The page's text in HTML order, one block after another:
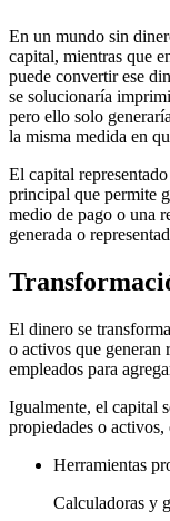
En un mundo sin
capital, mientras que
puede convertir ese
se solucionaría
pero ello solo generaría
la misma medida en
El capital
principal que permite
medio de pago o una
generada o
El dinero se
o activos que generan
empleados para
Igualmente, el capital
propiedades o
Herramientas
Calculadoras y